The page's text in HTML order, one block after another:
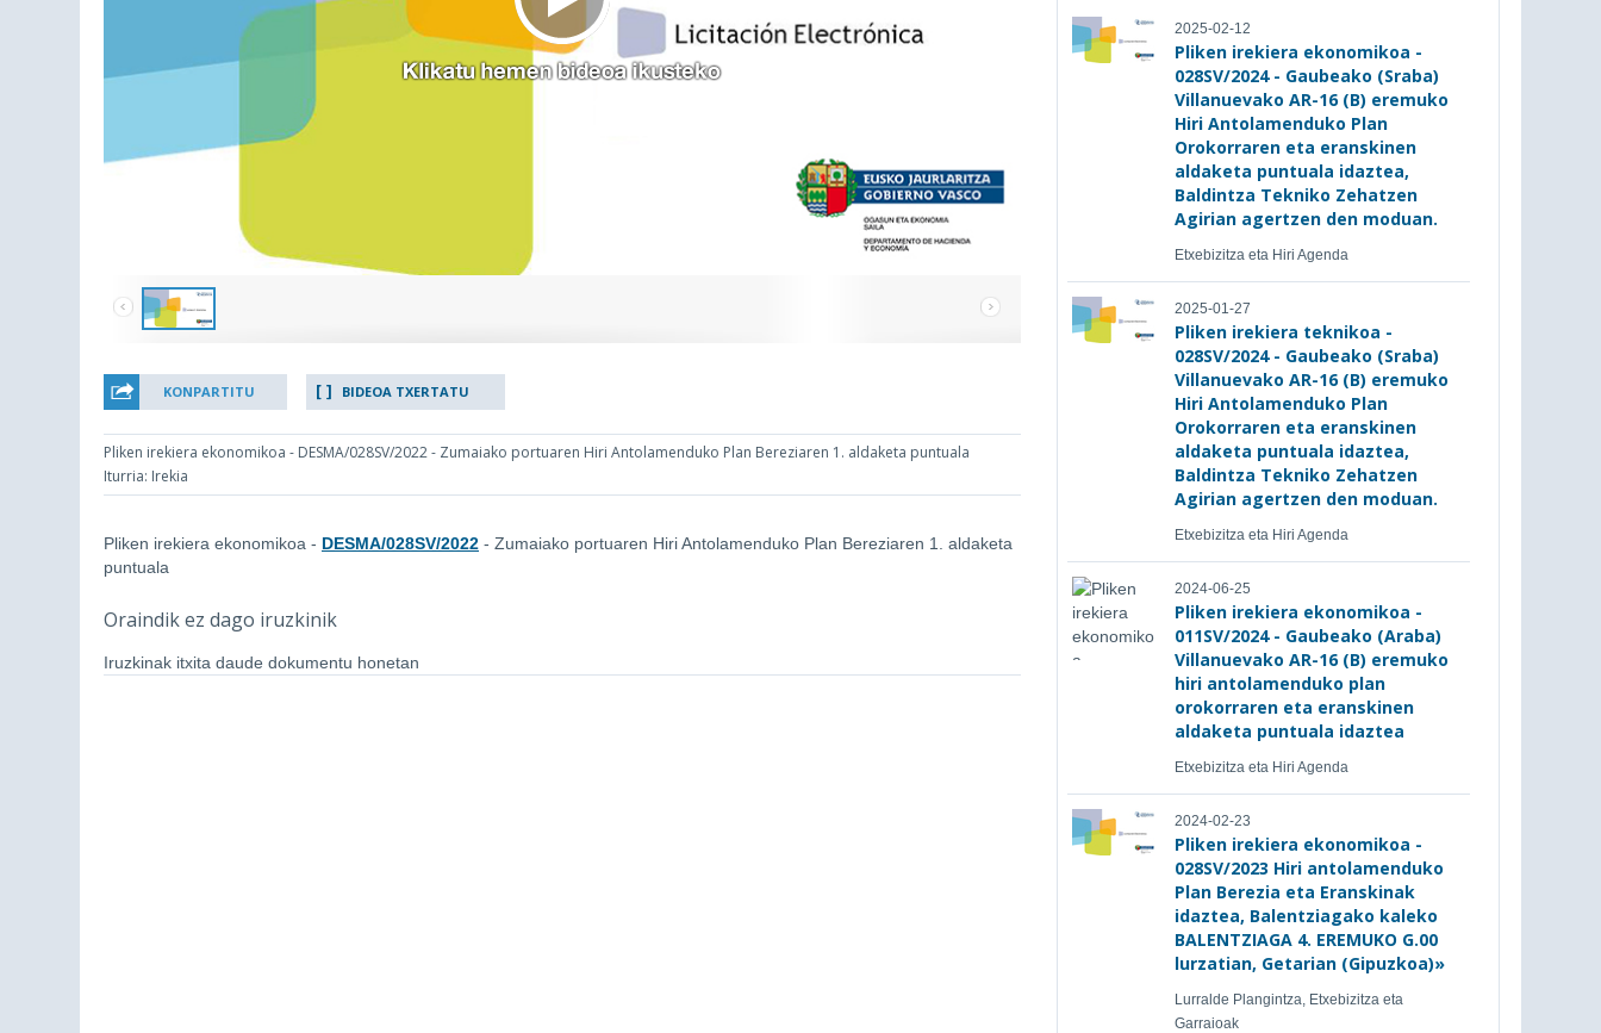
KONPARTITU BIDEOA TXERTATU
Pliken irekiera ekonomikoa - DESMA/028SV/2022 - Zumaiako portuaren Hiri Antolamenduko Plan Bereziaren 1. aldaketa puntuala
Iturria: Irekia
Pliken irekiera ekonomikoa - DESMA/028SV/2022 - Zumaiako portuaren Hiri Antolamenduko Plan Bereziaren 1. aldaketa
puntuala
Oraindik ez dago iruzkinik
Iruzkinak itxita daude dokumentu honetan
2025-02-12
Pliken irekiera ekonomikoa -
028SV/2024 - Gaubeako (Sraba)
Villanuevako AR-16 (B) eremuko
Hiri Antolamenduko Plan
Orokorraren eta eranskinen
aldaketa puntuala idaztea,
Baldintza Tekniko Zehatzen
Agirian agertzen den moduan.
Etxebizitza eta Hiri Agenda
2025-01-27
Pliken irekiera teknikoa -
028SV/2024 - Gaubeako (Sraba)
Villanuevako AR-16 (B) eremuko
Hiri Antolamenduko Plan
Orokorraren eta eranskinen
aldaketa puntuala idaztea,
Baldintza Tekniko Zehatzen
Agirian agertzen den moduan.
Etxebizitza eta Hiri Agenda
2024-06-25
Pliken irekiera ekonomikoa -
011SV/2024 - Gaubeako (Araba)
Villanuevako AR-16 (B) eremuko
hiri antolamenduko plan
orokorraren eta eranskinen
aldaketa puntuala idaztea
Etxebizitza eta Hiri Agenda
2024-02-23
Pliken irekiera ekonomikoa -
028SV/2023 Hiri antolamenduko
Plan Berezia eta Eranskinak
idaztea, Balentziagako kaleko
BALENTZIAGA 4. EREMUKO G.00
lurzatian, Getarian (Gipuzkoa)»
Lurralde Plangintza, Etxebizitza eta
Garraioak